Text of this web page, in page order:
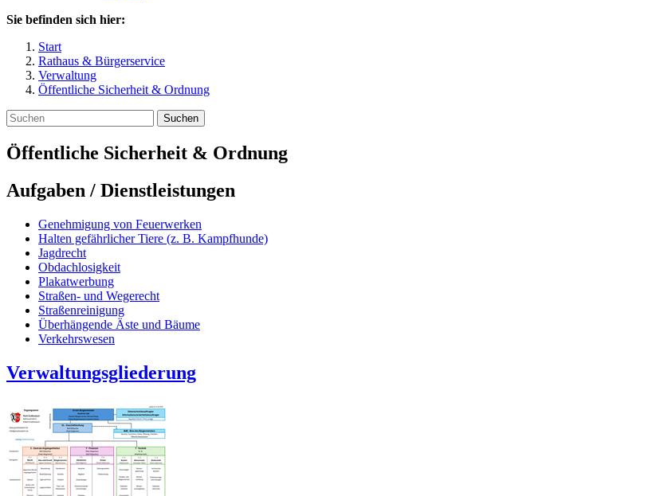
Sie befinden sich hier:
Start
Rathaus & Bürgerservice
Verwaltung
Öffentliche Sicherheit & Ordnung
Suchen
Öffentliche Sicherheit & Ordnung
Aufgaben / Dienstleistungen
Genehmigung von Feuerwerken
Halten gefährlicher Tiere (z. B. Kampfhunde)
Jagdrecht
Obdachlosigkeit
Plakatwerbung
Straßen- und Wegerecht
Straßenreinigung
Überhängende Äste und Bäume
Verkehrswesen
Verwaltungsgliederung